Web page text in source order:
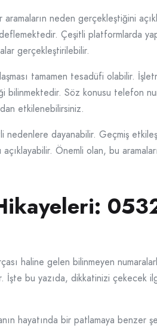
neden gerçekleştiğini
Çeşitli platformlarda
gerçekleştirilebilir.
tamamen tesadüfi olabilir.
Söz konusu telefon
etkilenebilirsiniz.
dayanabilir. Geçmiş
Önemli olan, bu
haline gelen bilinmeyen
İşte bu yazıda, dikkatinizi
hayatında bir patlamaya